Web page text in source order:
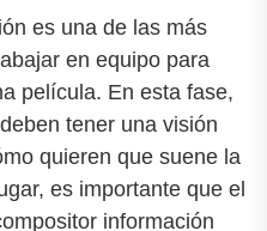
es una de las más
en equipo para
película. En esta fase,
tener una visión
quieren que suene la
es importante que el
información